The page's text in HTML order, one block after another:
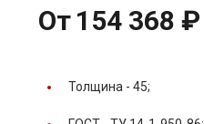
От 154 368 ₽
Толщина - 45;